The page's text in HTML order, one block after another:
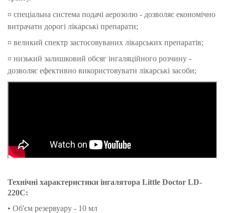
¤ спеціальна система подачі аерозолю - дозволяє економічно
витрачати дорогі лікарські препарати;
¤ великий спектр застосовуваних лікарських препаратів;
¤ низький залишковий обсяг інгаляційного розчину -
дозволяє ефективно використовувати лікарські засоби;
Технічні характеристики інгалятора Little Doctor LD-
220C:
• Об'єм резервуару - 10 мл